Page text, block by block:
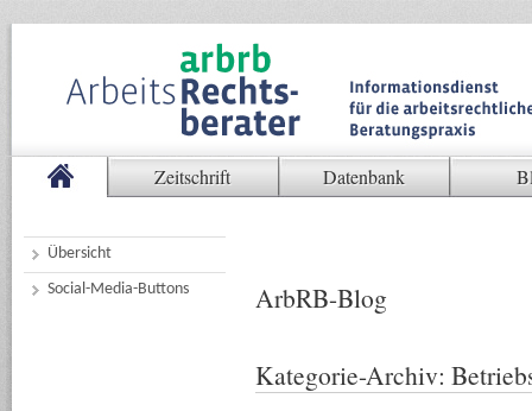
Zeitschrift Datenbank
Übersicht
Social-Media-Buttons
ArbRB-Blog
Kategorie-Archiv: